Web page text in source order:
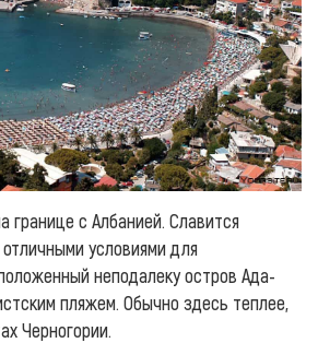
границе с Албанией. Славится
условиями для
неподалеку остров Ада-
пляжем. Обычно здесь теплее,
Черногории.